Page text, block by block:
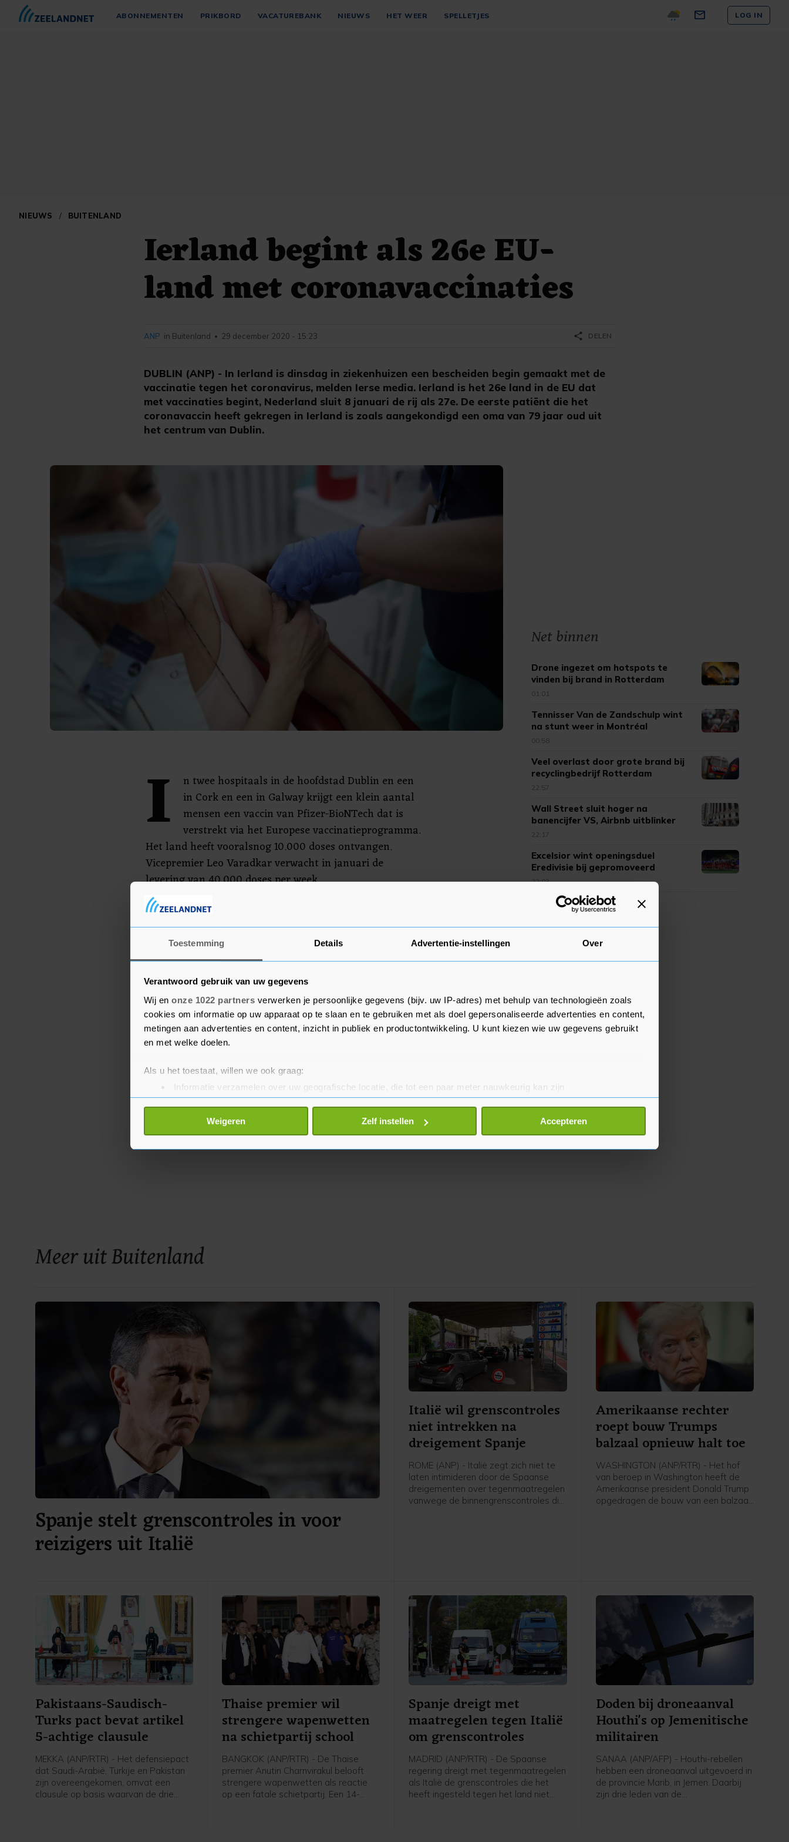
Toestemming Details Advertentie-instellingen Over
Verantwoord gebruik van uw gegevens
Wij en onze 1022 partners verwerken je persoonlijke gegevens (bijv. uw IP-adres) met behulp van technologieën zoals
cookies om informatie op uw apparaat op te slaan en te gebruiken met als doel gepersonaliseerde advertenties en content,
metingen aan advertenties en content, inzicht in publiek en productontwikkeling. U kunt kiezen wie uw gegevens gebruikt
en met welke doelen.
Als u het toestaat, willen we ook graag:
Informatie verzamelen over uw geografische locatie, die tot een paar meter nauwkeurig kan zijn
Uw apparaat identificeren door het actief te scannen op specifieke eigenschappen (fingerprinting)
Lees meer over hoe uw persoonlijke gegevens worden verwerkt en stel uw voorkeuren in het
detailgedeelte
toestemming op elk moment wijzigen of intrekken in de Cookieverklaring.
Weigeren Zelf instellen Accepteren
ABONNEMENTEN PRIKBORD VACATUREBANK NIEUWS HET WEER SPELLETJES LOG IN
NIEUWS / BUITENLAND
Ierland begint als 26e EU-
land met coronavaccinaties
DUBLIN (ANP) - In Ierland is dinsdag in ziekenhuizen een bescheiden begin gemaakt met de
vaccinatie tegen het coronavirus, melden Ierse media. Ierland is het 26e land in de EU dat
met vaccinaties begint, Nederland sluit 8 januari de rij als 27e. De eerste patiënt die het
coronavaccin heeft gekregen in Ierland is zoals aangekondigd een oma van 79 jaar oud uit
het centrum van Dublin.
ANP in Buitenland • 29 december 2020 - 15:23 share DELEN
I
n twee hospitaals in de hoofdstad Dublin en een
in Cork en een in Galway krijgt een klein aantal
mensen een vaccin van Pfizer-BioNTech dat is
verstrekt via het Europese vaccinatieprogramma.
Het land heeft vooralsnog 10.000 doses ontvangen.
Vicepremier Leo Varadkar verwacht in januari de
levering van 40.000 doses per week.
Maandag begint een programma om te gaan vaccineren
in 580 verpleegtehuizen. Het is de ambitie in het eerste
kwartaal van 2021 zeker 3 procent van de bevolking in te
enten, aldus Ierse media.
Meer uit Buitenland
Spanje stelt grenscontroles in voor
reizigers uit Italië
Italië wil grenscontroles
niet intrekken na
dreigement Spanje
ROME (ANP) - Italië zegt zich niet te
laten intimideren door de Spaanse
dreigementen over tegenmaatregelen
vanwege de binnengrenscontroles die
Amerikaanse rechter
roept bouw Trumps
balzaal opnieuw halt toe
WASHINGTON (ANP/RTR) - Het hof
van beroep in Washington heeft de
Amerikaanse president Donald Trump
opgedragen de bouw van een balzaal
Pakistaans-Saudisch-
Turks pact bevat artikel
5-achtige clausule
MEKKA (ANP/RTR) - Het defensiepact
dat Saudi-Arabië, Turkije en Pakistan
zijn overeengekomen, omvat een
clausule op basis waarvan de drie
Thaise premier wil
strengere wapenwetten
na schietpartij school
BANGKOK (ANP/RTR) - De Thaise
premier Anutin Charnvirakul belooft
strengere wapenwetten als reactie
op een fatale schietpartij. Een 14-
Spanje dreigt met
maatregelen tegen Italië
om grenscontroles
MADRID (ANP/RTR) - De Spaanse
regering dreigt met tegenmaatregelen
als Italië de grenscontroles die het
heeft ingesteld tegen het land niet
Doden bij droneaanval
Houthi's op Jemenitische
militairen
SANAA (ANP/AFP) - Houthi-rebellen
hebben een droneaanval uitgevoerd in
de provincie Marib, in Jemen. Daarbij
zijn drie leden van de
Net binnen
Drone ingezet om hotspots te
vinden bij brand in Rotterdam
01:01
Tennisser Van de Zandschulp wint
na stunt weer in Montréal
00:58
Veel overlast door grote brand bij
recyclingbedrijf Rotterdam
22:57
Wall Street sluit hoger na
banencijfer VS, Airbnb uitblinker
22:17
Excelsior wint openingsduel
Eredivisie bij gepromoveerd
Cambuur
22:03